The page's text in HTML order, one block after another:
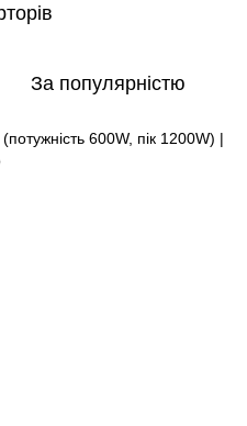
За популярністю